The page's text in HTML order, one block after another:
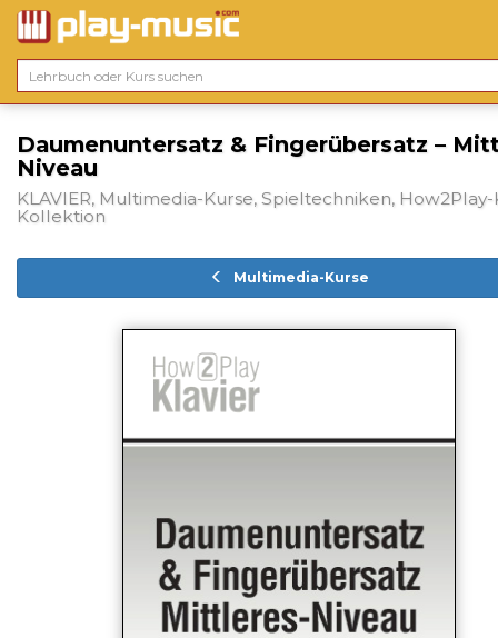
Daumenuntersatz & Fingerübersatz –
Niveau
KLAVIER, Multimedia-Kurse, Spieltechniken,
Kollektion
Multimedia-Kurse